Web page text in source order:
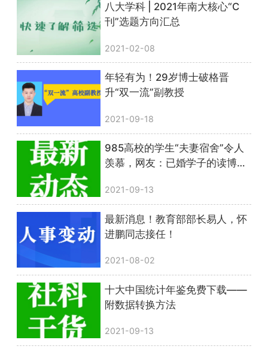
八大学科 | 2021年南大核心“C
刊”选题方向汇总
2021-02-08
年轻有为！29岁博士破格晋
升“双一流”副教授
2021-09-18
985高校的学生“夫妻宿舍”令人
羡慕，网友：已婚学子的读博福
2021-09-13
最新消息！教育部部长易人，怀
进鹏同志接任！
2021-08-02
十大中国统计年鉴免费下载——
附数据转换方法
2021-09-13